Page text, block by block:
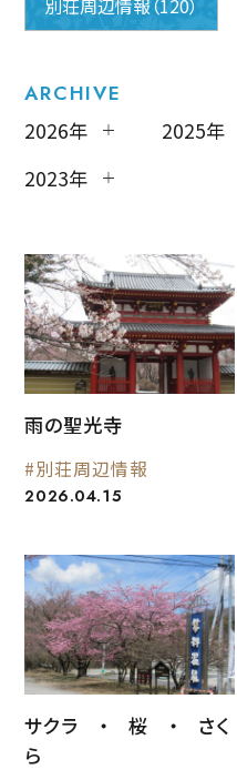
別荘周辺情報（120）
ARCHIVE
2026年 2025年
2023年
雨の聖光寺
#別荘周辺情報
2026.04.15
サクラ ・ 桜 ・ さく
ら